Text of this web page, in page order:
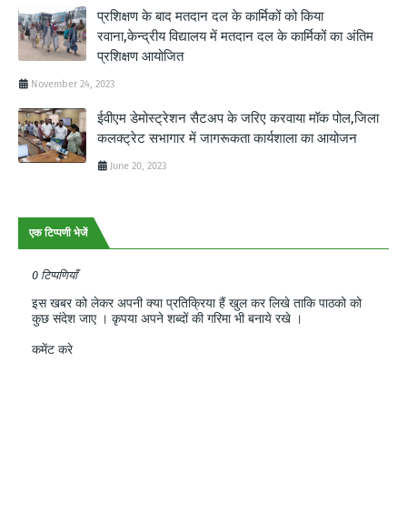
प्रशिक्षण के बाद मतदान दल के कार्मिकों को किया
रवाना,केन्द्रीय विद्यालय में मतदान दल के कार्मिकों का अंतिम
प्रशिक्षण आयोजित
November 24, 2023
ईवीएम डेमोस्ट्रेशन सैटअप के जरिए करवाया मॉक पोल,जिला
कलक्ट्रेट सभागार में जागरूकता कार्यशाला का आयोजन
June 20, 2023
एक टिप्पणी भेजें
0 टिप्पणियाँ
इस खबर को लेकर अपनी क्या प्रतिक्रिया हैं खुल कर लिखे ताकि पाठको को
कुछ संदेश जाए । कृपया अपने शब्दों की गरिमा भी बनाये रखे ।
कमेंट करे